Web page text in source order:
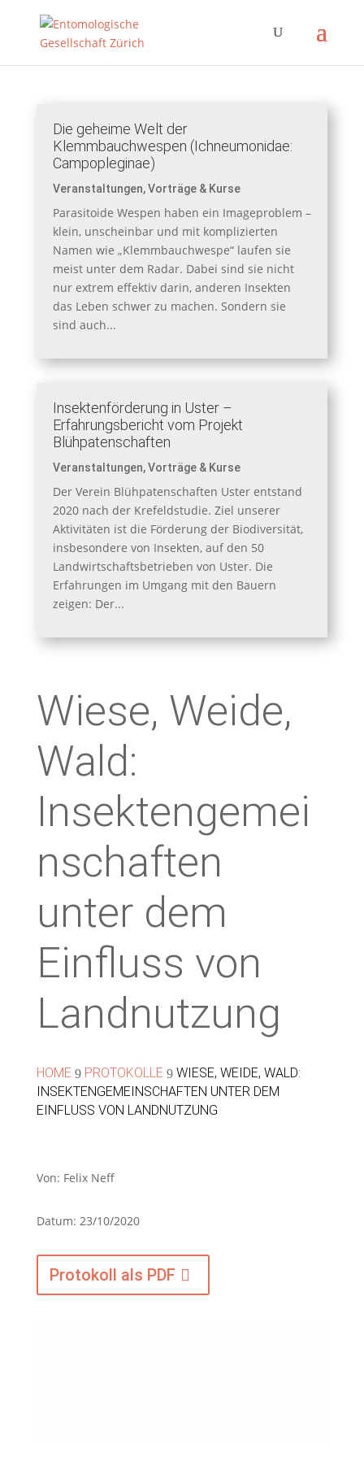
Die geheime Welt der
Klemmbauchwespen (Ichneumonidae:
Campopleginae)
Veranstaltungen,Vorträge & Kurse
Parasitoide Wespen haben ein Imageproblem –
klein, unscheinbar und mit komplizierten
Namen wie „Klemmbauchwespe“ laufen sie
meist unter dem Radar. Dabei sind sie nicht
nur extrem effektiv darin, anderen Insekten
das Leben schwer zu machen. Sondern sie
sind auch...
Insektenförderung in Uster –
Erfahrungsbericht vom Projekt
Blühpatenschaften
Veranstaltungen,Vorträge & Kurse
Der Verein Blühpatenschaften Uster entstand
2020 nach der Krefeldstudie. Ziel unserer
Aktivitäten ist die Förderung der Biodiversität,
insbesondere von Insekten, auf den 50
Landwirtschaftsbetrieben von Uster. Die
Erfahrungen im Umgang mit den Bauern
zeigen: Der...
Wiese, Weide,
Wald:
Insektengemei
nschaften
unter dem
Einfluss von
Landnutzung
HOME 9 PROTOKOLLE 9 WIESE, WEIDE, WALD:
INSEKTENGEMEINSCHAFTEN UNTER DEM
EINFLUSS VON LANDNUTZUNG
Von: Felix Neff
Datum: 23/10/2020
Protokoll als PDF